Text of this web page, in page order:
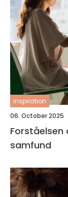
inspiration
06. October 2025
Forståelsen
samfund